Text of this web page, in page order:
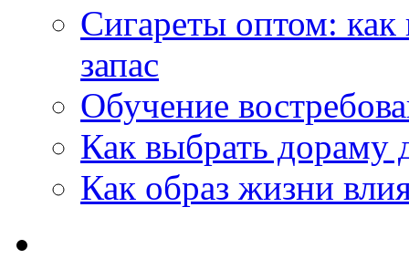
Сигареты оптом:
запас
Обучение
Как выбрать дораму
Как образ жизни